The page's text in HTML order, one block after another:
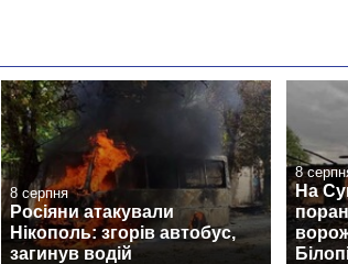
8 серпня
Росіяни атакували
Нікополь: згорів автобус,
загинув водій
8
На